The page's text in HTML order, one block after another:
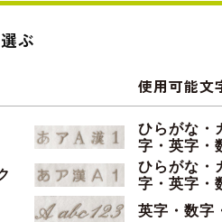
ぶ
使用可能文
ひらがな・
字・英字・
ひらがな・
字・英字・
英字・数字